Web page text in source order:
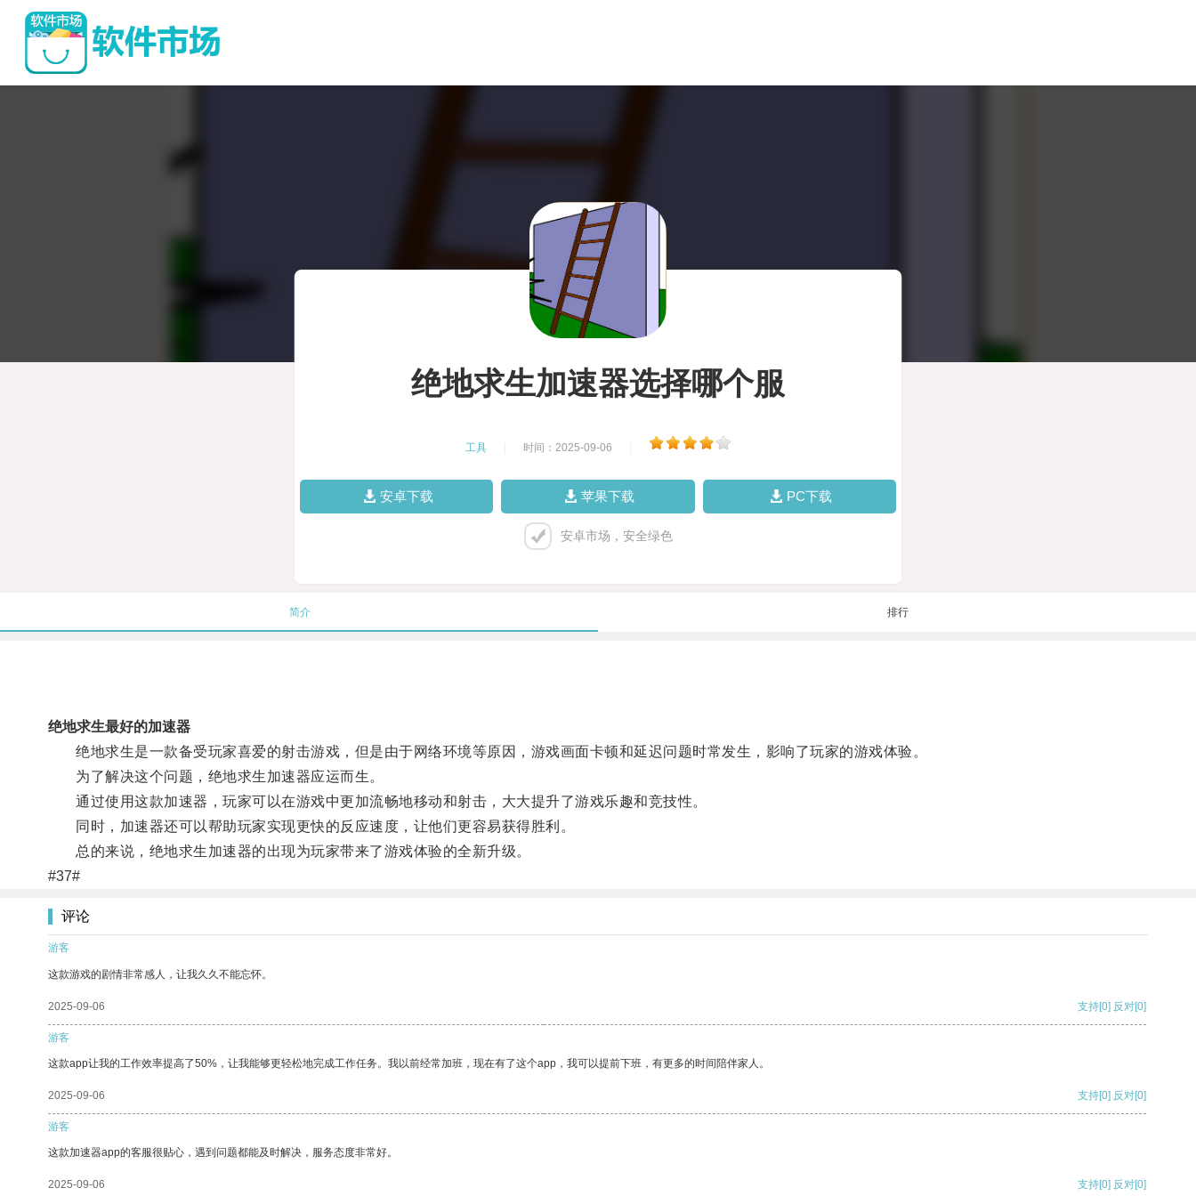
绝地求生加速器选择哪个服
工具 时间：2025-09-06
安卓下载 苹果下载 PC下载
安卓市场，安全绿色
简介 排行
绝地求生最好的加速器
绝地求生是一款备受玩家喜爱的射击游戏，但是由于网络环境等原因，游戏画面卡顿和延迟问题时常发生，影响了玩家的游戏体验。
为了解决这个问题，绝地求生加速器应运而生。
通过使用这款加速器，玩家可以在游戏中更加流畅地移动和射击，大大提升了游戏乐趣和竞技性。
同时，加速器还可以帮助玩家实现更快的反应速度，让他们更容易获得胜利。
总的来说，绝地求生加速器的出现为玩家带来了游戏体验的全新升级。
#37#
评论
游客
这款游戏的剧情非常感人，让我久久不能忘怀。
2025-09-06 支持[0] 反对[0]
游客
这款app让我的工作效率提高了50%，让我能够更轻松地完成工作任务。我以前经常加班，现在有了这个app，我可以提前下班，有更多的时间陪伴家人。
2025-09-06 支持[0] 反对[0]
游客
这款加速器app的客服很贴心，遇到问题都能及时解决，服务态度非常好。
2025-09-06 支持[0] 反对[0]